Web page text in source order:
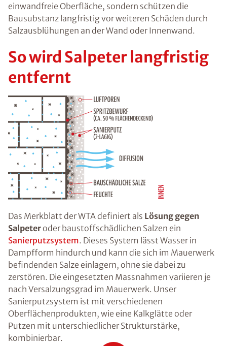
einwandfreie Oberfläche, sondern schützen die
Bausubstanz langfristig vor weiteren Schäden durch
Salzausblühungen an der Wand oder Innenwand.
So wird Salpeter langfristig
entfernt
Das Merkblatt der WTA definiert als Lösung gegen
Salpeteroder baustoffschädlichen Salzen ein
Sanierputzsystem. Dieses System lässt Wasser in
Dampfform hindurch und kann die sich im Mauerwerk
befindenden Salze einlagern, ohne sie dabei zu
zerstören. Die eingesetzten Massnahmen variieren je
nach Versalzungsgrad im Mauerwerk. Unser
Sanierputzsystem ist mit verschiedenen
Oberflächenprodukten, wie eine Kalkglätte oder
Putzen mit unterschiedlicher Strukturstärke,
kombinierbar.